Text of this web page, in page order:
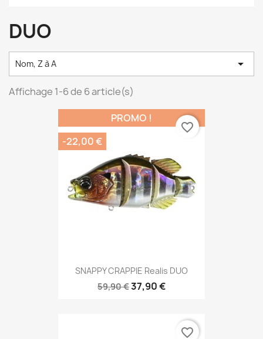
DUO
Nom, Z à A 
Affichage 1-6 de 6 article(s)
SNAPPY CRAPPIE Realis DUO
59,90 €37,90 €
PROMO !
-22,00 €
favorite_border
favorite_border